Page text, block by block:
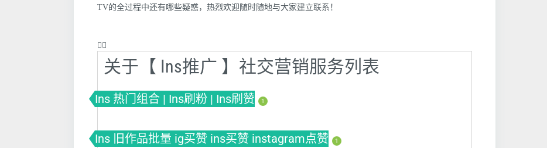
TV的全过程中还有哪些疑惑，热烈欢迎随时随地与大家建立联系！
❤️‍🔥
关于【 Ins推广 】社交营销服务列表
Ins 热门组合 | Ins刷粉 | Ins刷赞 1
Ins 旧作品批量 ig买赞 ins买赞 instagram点赞 1